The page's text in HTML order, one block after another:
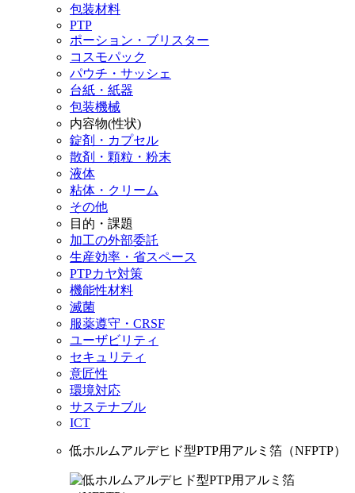
包装材料
PTP
ポーション・ブリスター
コスモパック
パウチ・サッシェ
台紙・紙器
包装機械
内容物(性状)
錠剤・カプセル
散剤・顆粒・粉末
液体
粘体・クリーム
その他
目的・課題
加工の外部委託
生産効率・省スペース
PTPカヤ対策
機能性材料
滅菌
服薬遵守・CRSF
ユーザビリティ
セキュリティ
意匠性
環境対応
サステナブル
ICT
低ホルムアルデヒド型PTP用アルミ箔（NFPTP）